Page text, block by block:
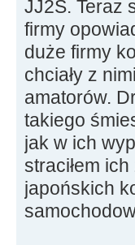
JJ2S. Teraz
firmy
duże firmy
chciały z
amatorów.
takiego
jak w ich
straciłem
japońskich